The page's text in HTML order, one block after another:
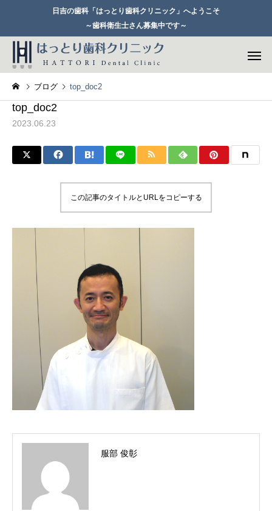
日吉の歯科「はっとり歯科クリニック」へようこそ
～歯科衛生士さん募集中です～
歯周病治療
ブログ top_doc2
top_doc2
2023.06.23
この記事のタイトルとURLをコピーする
服部 俊彰